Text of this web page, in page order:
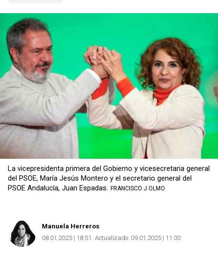
La vicepresidenta primera del Gobierno y vicesecretaria general
del PSOE, María Jesús Montero y el secretario general del
PSOE Andalucía, Juan Espadas. FRANCISCO J.OLMO
Manuela Herreros
08.01.2025 | 18:51 Actualizado: 09.01.2025 | 11:00